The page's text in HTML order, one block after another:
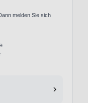
melden Sie sich